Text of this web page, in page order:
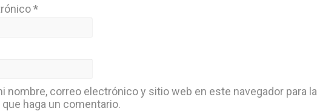
*
nombre, correo electrónico y sitio web en este navegador para la
haga un comentario.